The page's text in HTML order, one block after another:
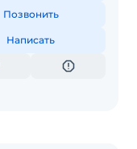
Позвонить
Написать